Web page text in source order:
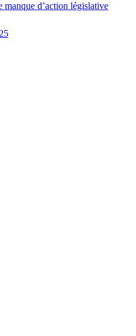
manque d’action législative